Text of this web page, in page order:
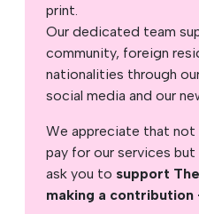
print.
Our dedicated team
community, foreign
nationalities through
social media and our
We appreciate that
pay for our services
ask you to support
making a